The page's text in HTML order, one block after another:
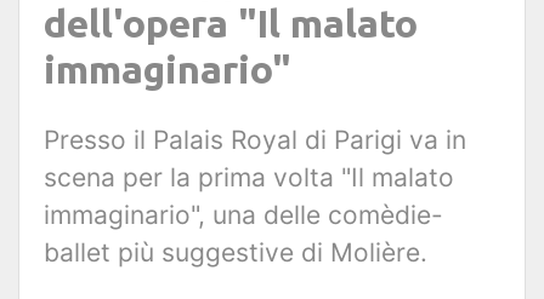
dell'opera "Il malato
immaginario"
Presso il Palais Royal di Parigi va in
scena per la prima volta "Il malato
immaginario", una delle comèdie-
ballet più suggestive di Molière.